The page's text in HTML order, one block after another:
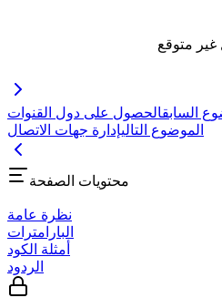
متوقع
السابقالحصول على دول القنوات
الموضوع التاليإدارة جهات الاتصال
محتويات الصفحة
نظرة عامة
البارامترات
أمثلة الكود
الردود